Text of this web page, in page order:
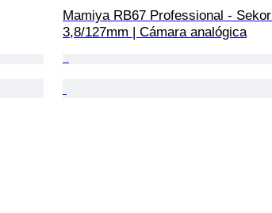
Mamiya RB67 Professional - Sekor
3,8/127mm | Cámara analógica